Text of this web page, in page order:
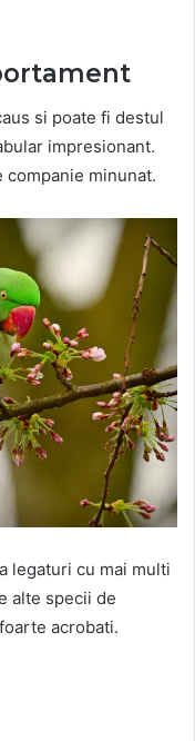
si poate fi destul
impresionant.
companie minunat.
legaturi cu mai multi
alte specii de
acrobati.